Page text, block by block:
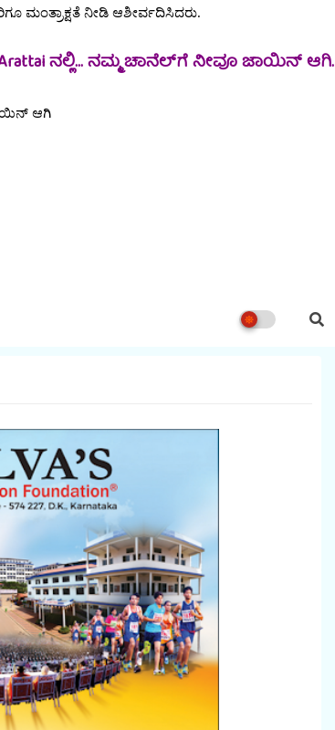
ಮಂತ್ರಾಕ್ಷತೆ ನೀಡಿ ಆಶೀರ್ವದಿಸಿದರು.
ನಲ್ಲಿ... ನಮ್ಮ ಚಾನೆಲ್‌ಗೆ ನೀವೂ ಜಾಯಿನ್ ಆಗಿ.
ಆಗಿ